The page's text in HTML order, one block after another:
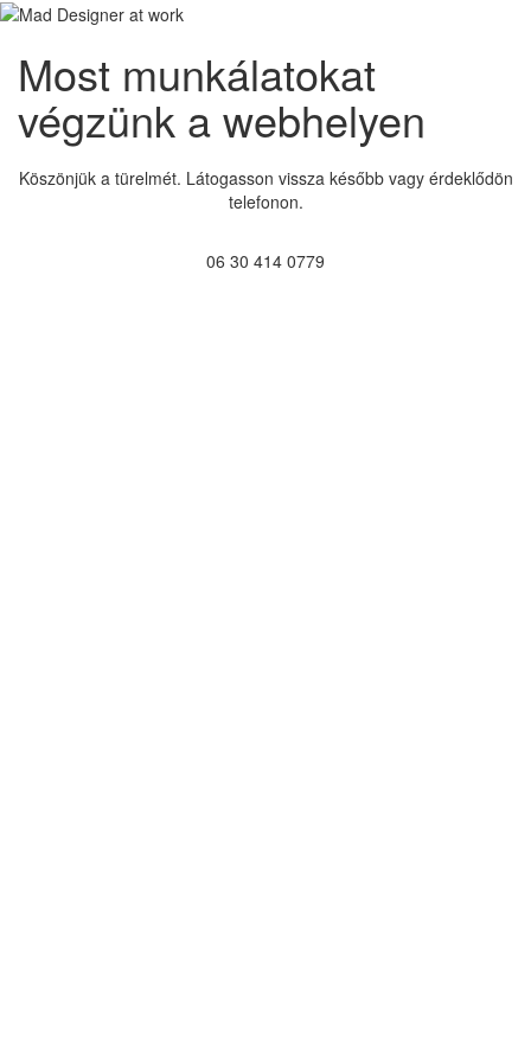
Most munkálatokat
végzünk a webhelyen
Köszönjük a türelmét. Látogasson vissza később vagy érdeklődön
telefonon.
06 30 414 0779